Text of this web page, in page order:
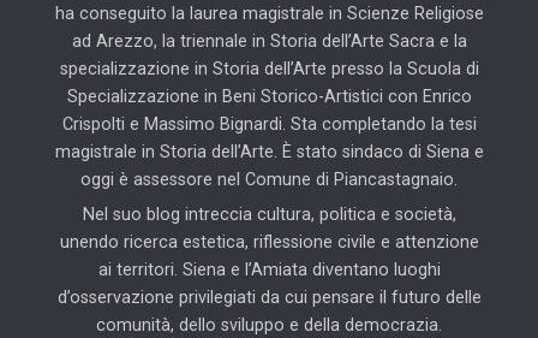
ha conseguito la laurea magistrale in Scienze Religiose
ad Arezzo, la triennale in Storia dell’Arte Sacra e la
specializzazione in Storia dell’Arte presso la Scuola di
Specializzazione in Beni Storico-Artistici con Enrico
Crispolti e Massimo Bignardi. Sta completando la tesi
magistrale in Storia dell’Arte. È stato sindaco di Siena e
oggi è assessore nel Comune di Piancastagnaio.
Nel suo blog intreccia cultura, politica e società,
unendo ricerca estetica, riflessione civile e attenzione
ai territori. Siena e l’Amiata diventano luoghi
d’osservazione privilegiati da cui pensare il futuro delle
comunità, dello sviluppo e della democrazia.